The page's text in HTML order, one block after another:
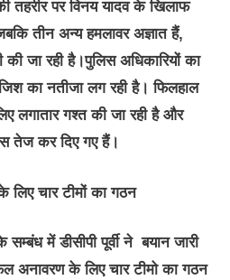
तहरीर पर विनय यादव के खिलाफ
तीन अन्य हमलावर अज्ञात हैं,
जा रही है।पुलिस अधिकारियों का
का नतीजा लग रही है। फिलहाल
लगातार गश्त की जा रही है और
तेज कर दिए गए हैं।
चार टीमों का गठन
में डीसीपी पूर्वी ने बयान जारी
अनावरण के लिए चार टीमो का गठन